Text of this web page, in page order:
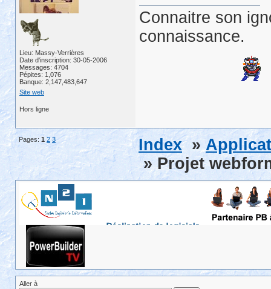
Lieu: Massy-Verrières
Date d'inscription: 30-05-2006
Messages: 4704
Pépites: 1,076
Banque: 2,147,483,647
Site web
Connaitre son
connaissance.
Hors ligne
Pages: 1 2 3 Index »
» Projet
Aller à